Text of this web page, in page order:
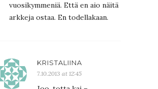
vuosikymmeniä. Että en aio näitä
arkkeja ostaa. En todellakaan.
KRISTALIINA
7.10.2013 at 12:45